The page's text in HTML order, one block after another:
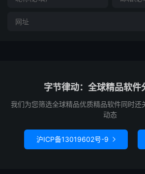
字节律动：全球精品软件
我们为您筛选全球精品优质精品软件同时还
动态
沪ICP备13019602号-9 